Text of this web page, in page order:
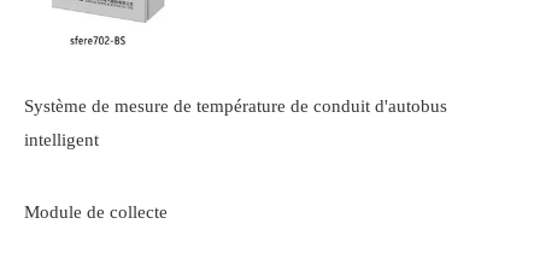
Système de mesure de température de conduit d'autobus
intelligent
Module de collecte